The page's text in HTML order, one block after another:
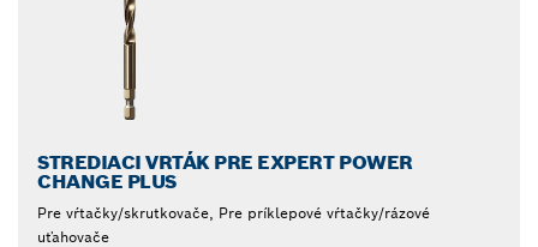
STREDIACI VRTÁK PRE EXPERT POWER
CHANGE PLUS
Pre vŕtačky/skrutkovače, Pre príklepové vŕtačky/rázové
uťahovače